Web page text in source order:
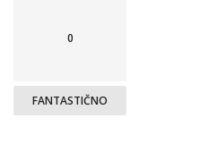
0
FANTASTIČNO